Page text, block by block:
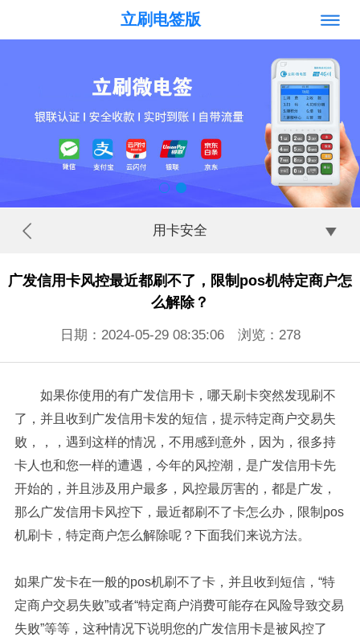
立刷电签版
用卡安全
广发信用卡风控最近都刷不了，限制pos机特定商户怎
么解除？
日期：2024-05-29 08:35:06 浏览： 278
如果你使用的有广发信用卡，哪天刷卡突然发现刷不
了，并且收到广发信用卡发的短信，提示特定商户交易失
败，，，遇到这样的情况，不用感到意外，因为，很多持
卡人也和您一样的遭遇，今年的风控潮，是广发信用卡先
开始的，并且涉及用户最多，风控最厉害的，都是广发，
那么广发信用卡风控下，最近都刷不了卡怎么办，限制pos
机刷卡，特定商户怎么解除呢？下面我们来说方法。
如果广发卡在一般的pos机刷不了卡，并且收到短信，“特
定商户交易失败”或者“特定商户消费可能存在风险导致交易
失败”等等，这种情况下说明您的广发信用卡是被风控了